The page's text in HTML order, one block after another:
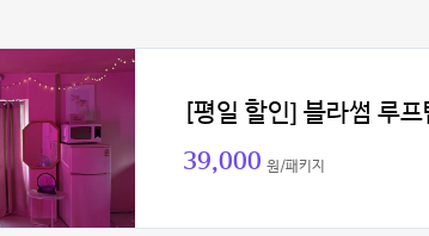
[평일 할인] 블라썸 루
39,000 원/패키지